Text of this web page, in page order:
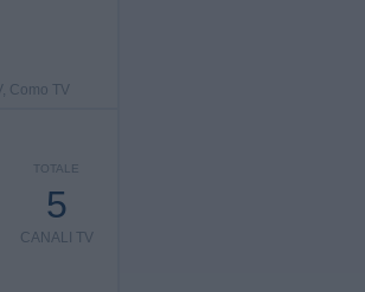
Como TV
TOTALE
5
CANALI TV